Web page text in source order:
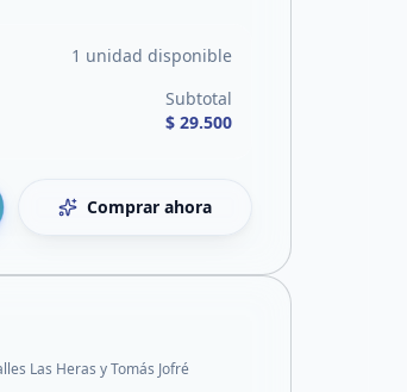
1 unidad disponible
Subtotal
$ 29.500
Comprar ahora
Las Heras y Tomás Jofré